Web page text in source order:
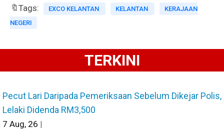
🔖Tags: EXCO KELANTAN KELANTAN
KERAJAAN
NEGERI
TERKINI
Pecut Lari Daripada Pemeriksaan Sebelum Dikejar Polis,
Lelaki Didenda RM3,500
7 Aug, 26 |